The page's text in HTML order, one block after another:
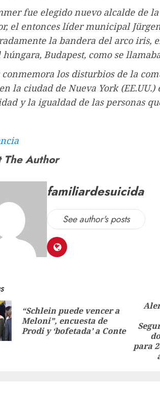
fue elegido nuevo alcalde de
el entonces líder municipal
la bandera del arco iris,
Budapest, como se
conmemora los disturbios de la
la ciudad de Nueva York
y la igualdad de las personas
The Author
familiardesuicida
See author's posts
“Schlein puede vencer a
Meloni”, encuesta de
Prodi y ‘bofetada’ a Conte
para